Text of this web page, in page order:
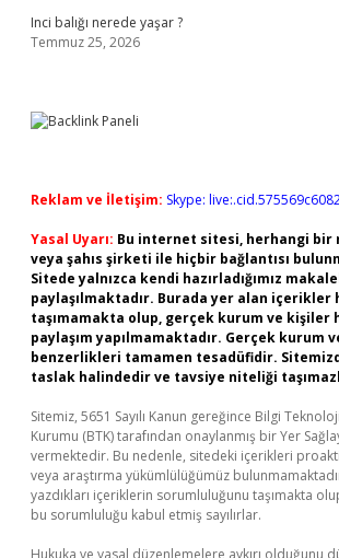
Inci balığı nerede yaşar ?
Temmuz 25, 2026
Reklam ve İletişim: Skype:
Yasal Uyarı: Bu internet sitesi, herhangi bir
veya şahıs şirketi ile hiçbir bağlantısı
Sitede yalnızca kendi hazırladığımız
paylaşılmaktadır. Burada yer alan içerikler
taşımamakta olup, gerçek kurum ve kişiler
paylaşım yapılmamaktadır. Gerçek kurum
benzerlikleri tamamen tesadüfidir.
taslak halindedir ve tavsiye niteliği
Sitemiz, 5651 Sayılı Kanun gereğince Bilgi
Kurumu (BTK) tarafından onaylanmış bir Yer
vermektedir. Bu nedenle, sitedeki içerikleri
veya araştırma yükümlülüğümüz
yazdıkları içeriklerin sorumluluğunu taşımakta
bu sorumluluğu kabul etmiş sayılırlar.
Hukuka ve yasal düzenlemelere aykırı olduğunu